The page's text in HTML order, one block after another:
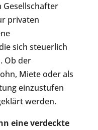
Gesellschafter
privaten
sich steuerlich
Ob der
Miete oder als
einzustufen
werden.
eine verdeckte